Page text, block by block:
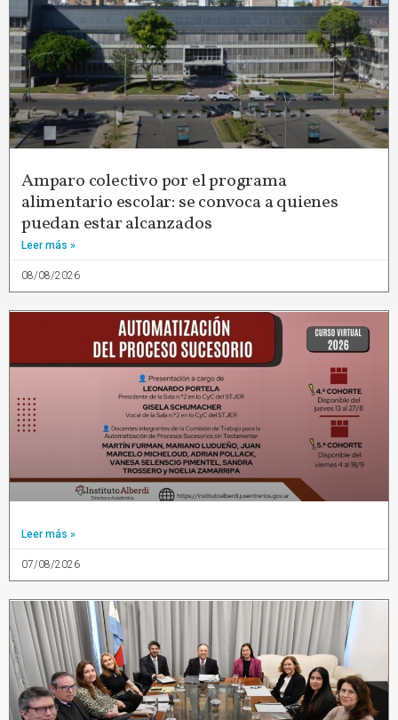
Amparo colectivo por el programa
alimentario escolar: se convoca a quienes
puedan estar alcanzados
Leer más »
08/08/2026
Leer más »
07/08/2026